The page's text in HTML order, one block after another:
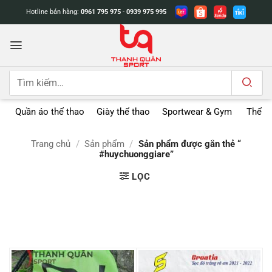
dung
Hotline bán hàng: 0961 795 975 - 0939 975 995
Tìm
Quần áo thể thao Giày thể thao Sportwear & Gym Thể
Trang chủ / Sản phẩm / Sản phẩm được gắn thẻ “
#huychuonggiare”
LỌC